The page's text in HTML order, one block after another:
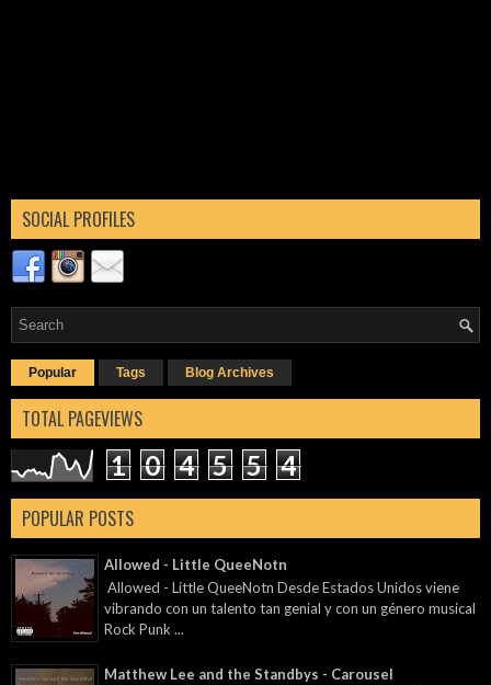
SOCIAL PROFILES
Popular Tags Blog Archives
TOTAL PAGEVIEWS
1 0 4 5 5 4
POPULAR POSTS
Allowed - Little QueeNotn
Allowed - Little QueeNotn Desde Estados Unidos viene
vibrando con un talento tan genial y con un género musical
Rock Punk ...
Matthew Lee and the Standbys - Carousel